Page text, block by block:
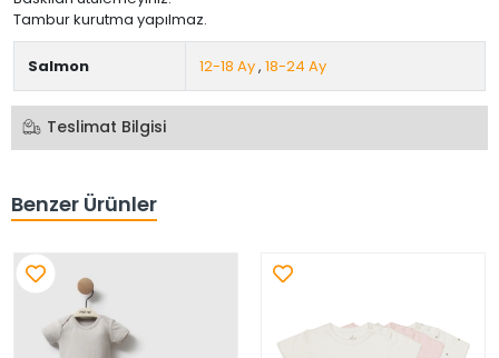
Tambur kurutma yapılmaz.
Salmon 12-18 Ay, 18-24 Ay
Teslimat Bilgisi
Benzer Ürünler